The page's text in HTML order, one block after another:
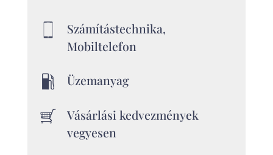
Számítástechnika,
Mobiltelefon
Üzemanyag
Vásárlási kedvezmények
vegyesen